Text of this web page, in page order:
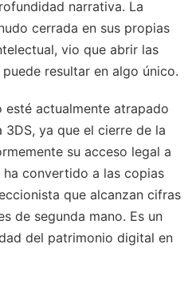
narrativa. La
cerrada en sus propias
vio que abrir las
resultar en algo único.
esté actualmente atrapado
ya que el cierre de la
su acceso legal a
convertido a las copias
que alcanzan cifras
de segunda mano. Es un
del patrimonio digital en